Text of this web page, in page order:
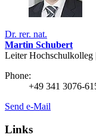
Dr. rer. nat.
Martin Schubert
Leiter Hochschulkolleg
Phone:
+49 341 3076-
Send e-Mail
Links